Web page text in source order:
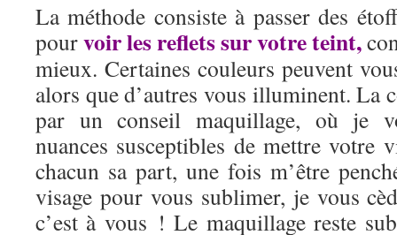
La méthode consiste à passer des
pourvoir les reflets sur votre teint,
mieux. Certaines couleurs peuvent
alors que d’autres vous illuminent. La
par un conseil maquillage, où je
nuances susceptibles de mettre votre
chacun sa part, une fois m’être
visage pour vous sublimer, je vous
c’est à vous ! Le maquillage reste